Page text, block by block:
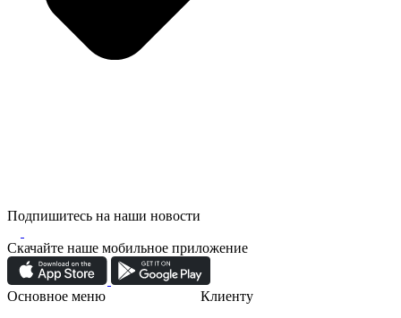
Подпишитесь на наши новости
Скачайте наше мобильное приложение
Основное меню
Клиенту